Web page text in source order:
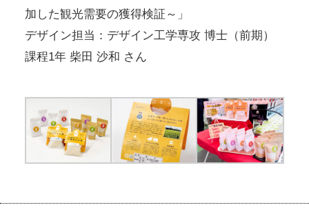
加した観光需要の獲得検証～」
デザイン担当：デザイン工学専攻 博士（前期）
課程1年 柴田 沙和 さん